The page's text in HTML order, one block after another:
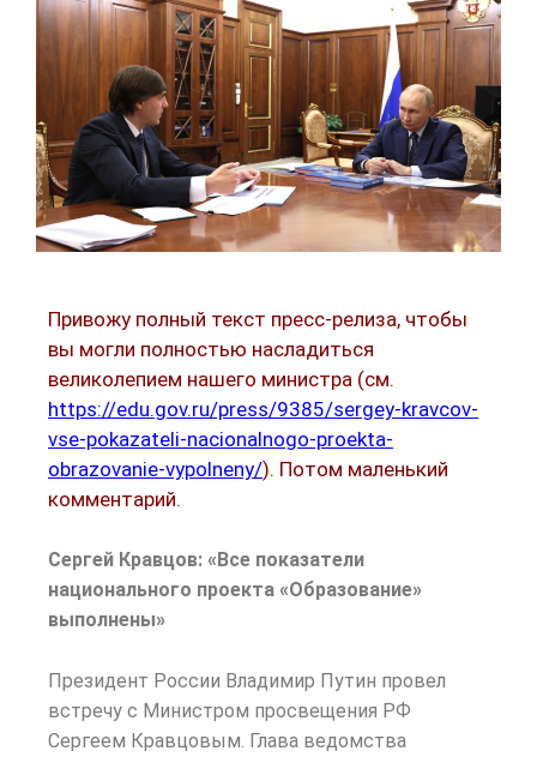
Привожу полный текст пресс-релиза, чтобы
вы могли полностью насладиться
великолепием нашего министра (см.
https://edu.gov.ru/press/9385/sergey-kravcov-
vse-pokazateli-nacionalnogo-proekta-
obrazovanie-vypolneny/). Потом маленький
комментарий.
Сергей Кравцов: «Все показатели
национального проекта «Образование»
выполнены»
Президент России Владимир Путин провел
встречу с Министром просвещения РФ
Сергеем Кравцовым. Глава ведомства